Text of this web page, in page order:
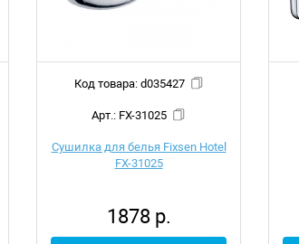
Код товара: d035427
Арт.: FX-31025
Сушилка для белья Fixsen Hotel
FX-31025
1878 р.